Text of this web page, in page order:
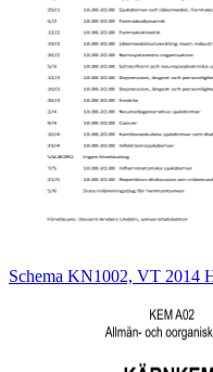
Schema KN1002, VT 2014